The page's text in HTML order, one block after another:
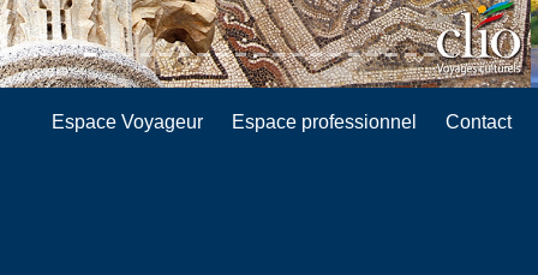
Espace Voyageur Espace professionnel Contact